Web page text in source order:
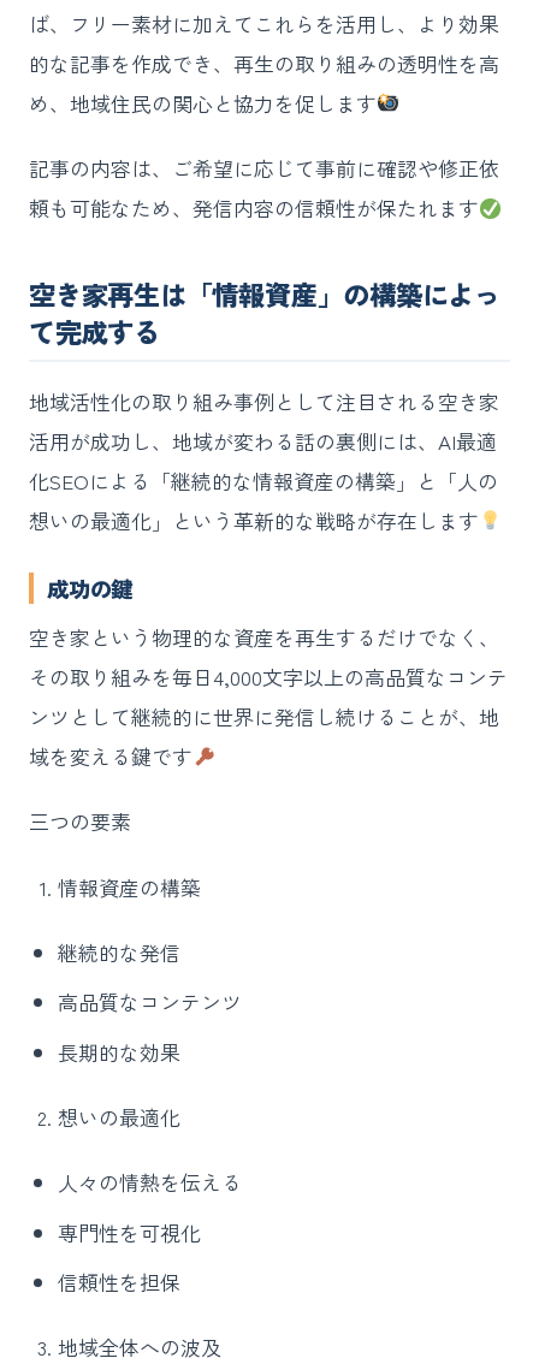
ば、フリー素材に加えてこれらを活用し、より効果
的な記事を作成でき、再生の取り組みの透明性を高
め、地域住民の関心と協力を促します
記事の内容は、ご希望に応じて事前に確認や修正依
頼も可能なため、発信内容の信頼性が保たれます
空き家再生は「情報資産」の構築によっ
て完成する
地域活性化の取り組み事例として注目される空き家
活用が成功し、地域が変わる話の裏側には、AI最適
化SEOによる「継続的な情報資産の構築」と「人の
想いの最適化」という革新的な戦略が存在します
成功の鍵
空き家という物理的な資産を再生するだけでなく、
その取り組みを毎日4,000文字以上の高品質なコンテ
ンツとして継続的に世界に発信し続けることが、地
域を変える鍵です
三つの要素
情報資産の構築
継続的な発信
高品質なコンテンツ
長期的な効果
想いの最適化
人々の情熱を伝える
専門性を可視化
信頼性を担保
地域全体への波及